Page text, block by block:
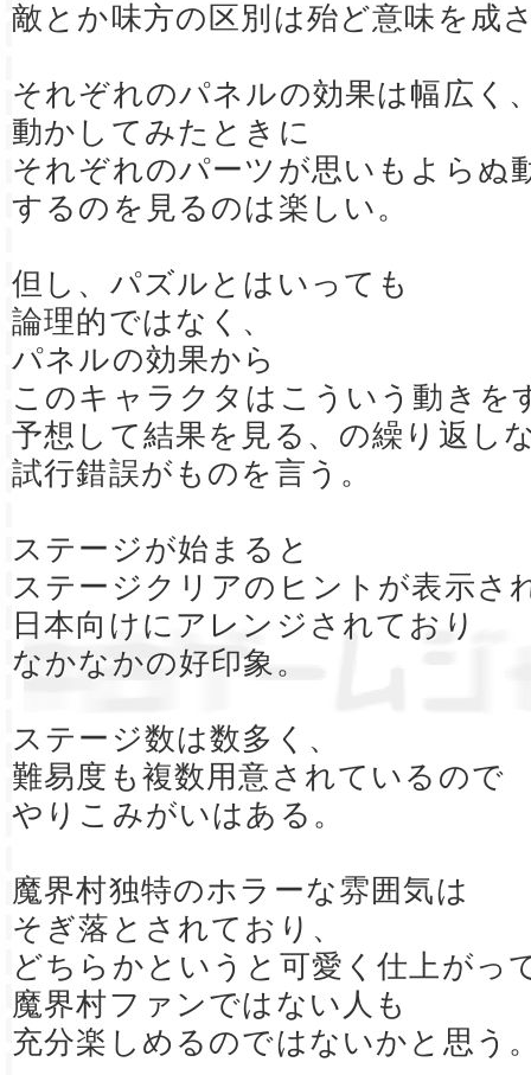
敵とか味方の区別は殆ど意味を成
それぞれのパネルの効果は幅広く
動かしてみたときに
それぞれのパーツが思いもよらぬ
するのを見るのは楽しい。
但し、パズルとはいっても
論理的ではなく、
パネルの効果から
このキャラクタはこういう動きを
予想して結果を見る、の繰り返し
試行錯誤がものを言う。
ステージが始まると
ステージクリアのヒントが表示さ
日本向けにアレンジされており
なかなかの好印象。
ステージ数は数多く、
難易度も複数用意されているので
やりこみがいはある。
魔界村独特のホラーな雰囲気は
そぎ落とされており、
どちらかというと可愛く仕上がっ
魔界村ファンではない人も
充分楽しめるのではないかと思う